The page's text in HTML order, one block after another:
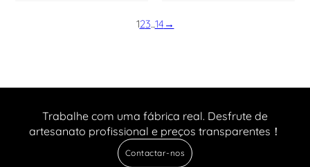
123...14 →
Trabalhe com uma fábrica real. Desfrute de
artesanato profissional e preços transparentes！
Contactar-nos